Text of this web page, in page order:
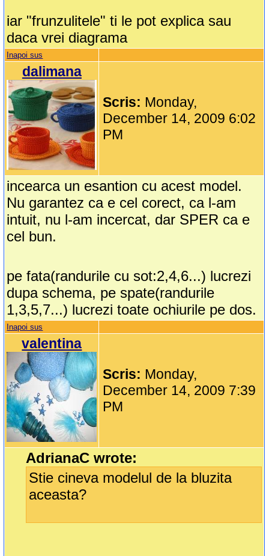
iar "frunzulitele" ti le pot explica sau
daca vrei diagrama
Inapoi sus
dalimana
Scris: Monday,
December 14, 2009 6:02
PM
incearca un esantion cu acest model.
Nu garantez ca e cel corect, ca l-am
intuit, nu l-am incercat, dar SPER ca e
cel bun.
pe fata(randurile cu sot:2,4,6...) lucrezi
dupa schema, pe spate(randurile
1,3,5,7...) lucrezi toate ochiurile pe dos.
Inapoi sus
valentina
Scris: Monday,
December 14, 2009 7:39
PM
AdrianaC wrote:
Stie cineva modelul de la bluzita
aceasta?